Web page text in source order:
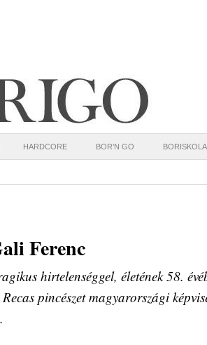
HARDCORE BOR’N GO BORISKOLA
Ferenc
hirtelenséggel, életének 58.
pincészet magyarországi